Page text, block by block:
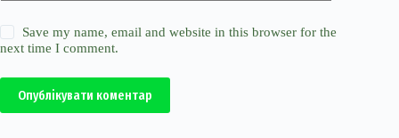
Save my name, email and website in this browser for the
next time I comment.
Опублікувати коментар